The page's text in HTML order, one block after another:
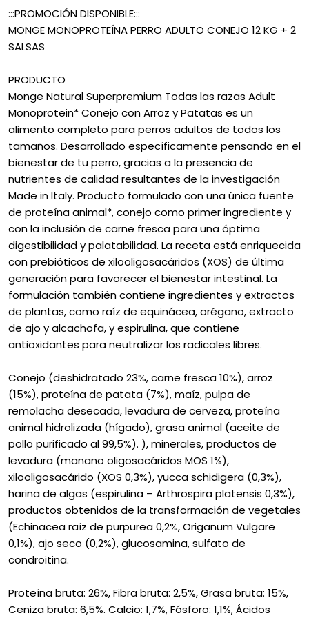
:::PROMOCIÓN DISPONIBLE:::
MONGE MONOPROTEÍNA PERRO ADULTO CONEJO 12 KG + 2
SALSAS
PRODUCTO
Monge Natural Superpremium Todas las razas Adult
Monoprotein* Conejo con Arroz y Patatas es un
alimento completo para perros adultos de todos los
tamaños. Desarrollado específicamente pensando en el
bienestar de tu perro, gracias a la presencia de
nutrientes de calidad resultantes de la investigación
Made in Italy. Producto formulado con una única fuente
de proteína animal*, conejo como primer ingrediente y
con la inclusión de carne fresca para una óptima
digestibilidad y palatabilidad. La receta está enriquecida
con prebióticos de xilooligosacáridos (XOS) de última
generación para favorecer el bienestar intestinal. La
formulación también contiene ingredientes y extractos
de plantas, como raíz de equinácea, orégano, extracto
de ajo y alcachofa, y espirulina, que contiene
antioxidantes para neutralizar los radicales libres.
Conejo (deshidratado 23%, carne fresca 10%), arroz
(15%), proteína de patata (7%), maíz, pulpa de
remolacha desecada, levadura de cerveza, proteína
animal hidrolizada (hígado), grasa animal (aceite de
pollo purificado al 99,5%). ), minerales, productos de
levadura (manano oligosacáridos MOS 1%),
xilooligosacárido (XOS 0,3%), yucca schidigera (0,3%),
harina de algas (espirulina – Arthrospira platensis 0,3%),
productos obtenidos de la transformación de vegetales
(Echinacea raíz de purpurea 0,2%, Origanum Vulgare
0,1%), ajo seco (0,2%), glucosamina, sulfato de
condroitina.
Proteína bruta: 26%, Fibra bruta: 2,5%, Grasa bruta: 15%,
Ceniza bruta: 6,5%. Calcio: 1,7%, Fósforo: 1,1%, Ácidos